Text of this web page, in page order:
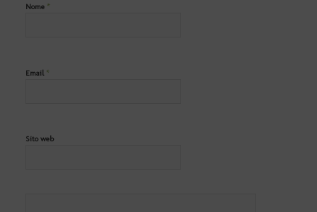
Nome *
Email *
Sito web